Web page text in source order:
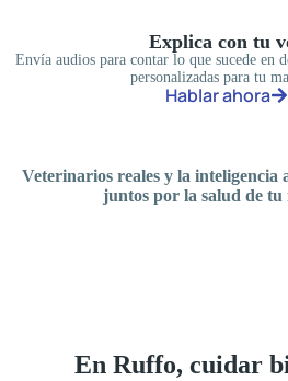
Explica con tu
Envía audios para contar lo que sucede en
personalizadas para tu
Hablar ahora
Veterinariosreales y la inteligencia
juntos por la salud de tu
En Ruffo, cuidar